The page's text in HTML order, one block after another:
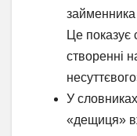
Це показує
створенні
У
«дещиця»